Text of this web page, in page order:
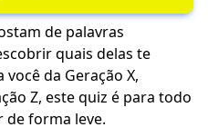
de palavras
quais delas te
da Geração X,
Z, este quiz é para todo
de forma leve.